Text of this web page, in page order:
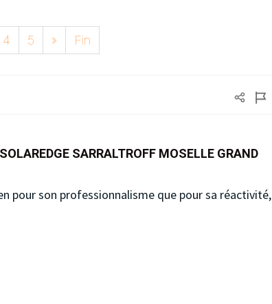
4 5 » Fin
SARRALTROFF MOSELLE GRAND
pour son professionnalisme que pour sa réactivité,